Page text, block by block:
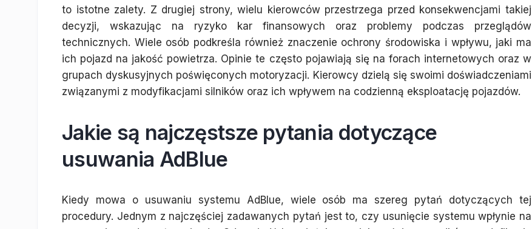
to istotne zalety. Z drugiej strony, wielu kierowców przestrzega przed konsekwencjami takiej
decyzji, wskazując na ryzyko kar finansowych oraz problemy podczas przeglądów
technicznych. Wiele osób podkreśla również znaczenie ochrony środowiska i wpływu, jaki ma
ich pojazd na jakość powietrza. Opinie te często pojawiają się na forach internetowych oraz w
grupach dyskusyjnych poświęconych motoryzacji. Kierowcy dzielą się swoimi doświadczeniami
związanymi z modyfikacjami silników oraz ich wpływem na codzienną eksploatację pojazdów.
Jakie są najczęstsze pytania dotyczące
usuwania AdBlue
Kiedy mowa o usuwaniu systemu AdBlue, wiele osób ma szereg pytań dotyczących tej
procedury. Jednym z najczęściej zadawanych pytań jest to, czy usunięcie systemu wpłynie na